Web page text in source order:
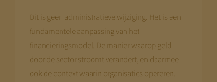
Dit is geen administratieve wijziging. Het is een
fundamentele aanpassing van het
financieringsmodel. De manier waarop geld
door de sector stroomt verandert, en daarmee
ook de context waarin organisaties opereren.